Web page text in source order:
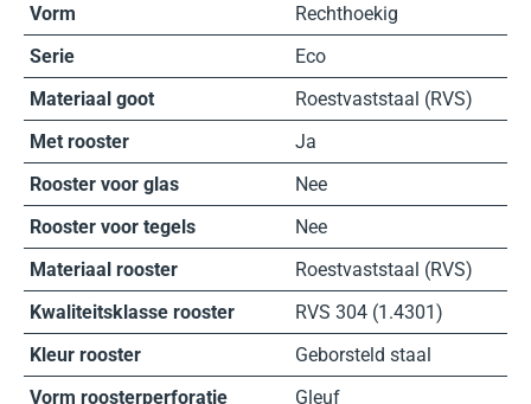
Vorm
Rechthoekig
Serie
Eco
Materiaal goot
Roestvaststaal (RVS)
Met rooster
Ja
Rooster voor glas
Nee
Rooster voor tegels
Nee
Materiaal rooster
Roestvaststaal (RVS)
Kwaliteitsklasse rooster
RVS 304 (1.4301)
Kleur rooster
Geborsteld staal
Vorm roosterperforatie
Gleuf